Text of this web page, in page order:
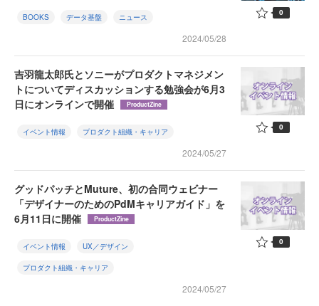
BOOKS データ基盤 ニュース
2024/05/28
0
吉羽龍太郎氏とソニーがプロダクトマネジメン
トについてディスカッションする勉強会が6月3
日にオンラインで開催
ProductZine
イベント情報 プロダクト組織・キャリア
2024/05/27
0
グッドパッチとMuture、初の合同ウェビナー
「デザイナーのためのPdMキャリアガイド」を
6月11日に開催
ProductZine
イベント情報 UX／デザイン
プロダクト組織・キャリア
2024/05/27
0